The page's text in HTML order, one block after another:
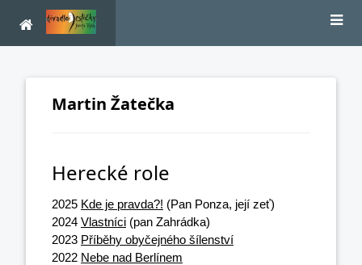
Martin Žatečka
Herecké role
2025 Kde je pravda?! (Pan Ponza, její zeť)
2024 Vlastníci (pan Zahrádka)
2023 Příběhy obyčejného šílenství
2022 Nebe nad Berlínem